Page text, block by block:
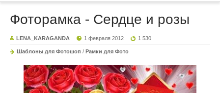
Фоторамка - Сердце и розы
LENA_KARAGANDA 1 февраля 2012 1 530
Шаблоны для Фотошоп / Рамки для Фото